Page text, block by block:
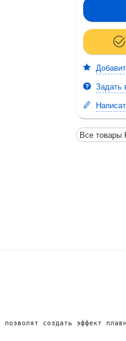
Задать
Все товары
создать эффект